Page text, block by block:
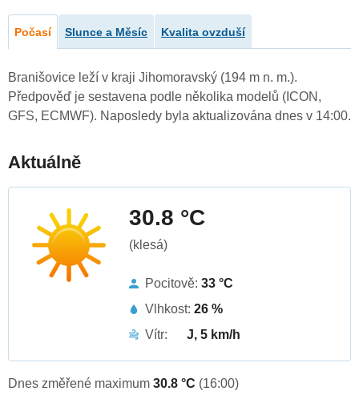
Počasí Slunce a Měsíc Kvalita ovzduší
Branišovice leží v kraji Jihomoravský (194 m n. m.).
Předpověď je sestavena podle několika modelů (ICON,
GFS, ECMWF). Naposledy byla aktualizována dnes v 14:00.
Aktuálně
30.8 °C
(klesá)
Pocitově: 33 °C
Vlhkost: 26 %
Vítr:
J, 5 km/h
Dnes změřené maximum 30.8 °C (16:00)